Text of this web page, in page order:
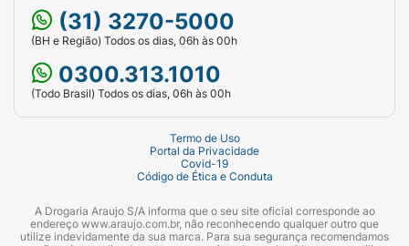
(31) 3270-5000
(BH e Região) Todos os dias, 06h às 00h
0300.313.1010
(Todo Brasil) Todos os dias, 06h às 00h
Termo de Uso
Portal da Privacidade
Covid-19
Código de Ética e Conduta
A Drogaria Araujo S/A informa que o seu site oficial corresponde ao
endereço www.araujo.com.br, não reconhecendo qualquer outro que
utilize indevidamente da sua marca. Para sua segurança recomendamos